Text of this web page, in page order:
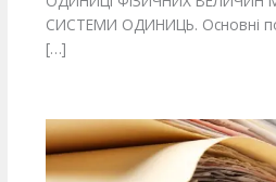
СИСТЕМИ ОДИНИЦЬ. Основні
[…]